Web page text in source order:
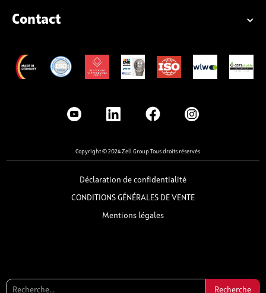
Contact
Copyright © 2024 Zell Group Tous droits réservés
Déclaration de confidentialité
CONDITIONS GÉNÉRALES DE VENTE
Mentions légales